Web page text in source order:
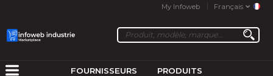
My Infoweb Français
FOURNISSEURS PRODUITS